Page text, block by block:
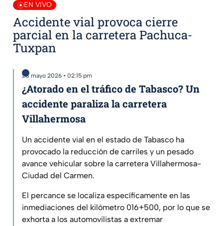
EN VIVO
Accidente vial provoca cierre
parcial en la carretera Pachuca-
Tuxpan
28 mayo 2026 • 02:15 pm
¿Atorado en el tráfico de Tabasco? Un
accidente paraliza la carretera
Villahermosa
Un accidente vial en el estado de Tabasco ha
provocado la reducción de carriles y un pesado
avance vehicular sobre la carretera Villahermosa-
Ciudad del Carmen.
El percance se localiza específicamente en las
inmediaciones del kilómetro 016+500, por lo que se
exhorta a los automovilistas a extremar